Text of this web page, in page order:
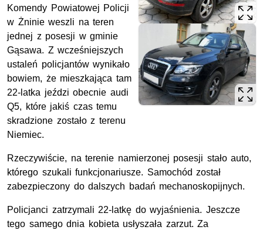
Komendy Powiatowej Policji
w Żninie weszli na teren
jednej z posesji w gminie
Gąsawa. Z wcześniejszych
ustaleń policjantów wynikało
bowiem, że mieszkająca tam
22-latka jeździ obecnie audi
Q5, które jakiś czas temu
skradzione zostało z terenu
Niemiec.
Rzeczywiście, na terenie namierzonej posesji stało auto,
którego szukali funkcjonariusze. Samochód został
zabezpieczony do dalszych badań mechanoskopijnych.
Policjanci zatrzymali 22-latkę do wyjaśnienia. Jeszcze
tego samego dnia kobieta usłyszała zarzut. Za